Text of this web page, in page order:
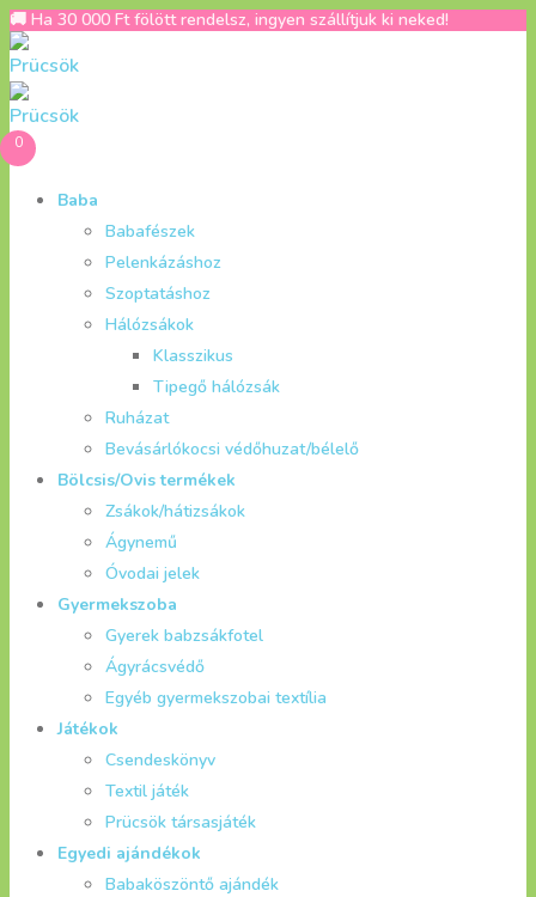
🚚 Ha 30 000 Ft fölött rendelsz, ingyen szállítjuk ki neked!
0
Baba
Babafészek
Pelenkázáshoz
Szoptatáshoz
Hálózsákok
Klasszikus
Tipegő hálózsák
Ruházat
Bevásárlókocsi védőhuzat/bélelő
Bölcsis/Ovis termékek
Zsákok/hátizsákok
Ágynemű
Óvodai jelek
Gyermekszoba
Gyerek babzsákfotel
Ágyrácsvédő
Egyéb gyermekszobai textília
Játékok
Csendeskönyv
Textil játék
Prücsök társasjáték
Egyedi ajándékok
Babaköszöntő ajándék